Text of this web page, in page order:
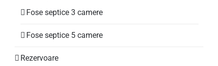
Fose septice 3 camere
Fose septice 5 camere
Rezervoare